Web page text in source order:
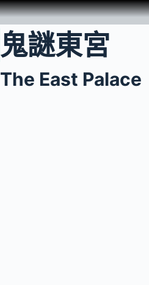
鬼謎東宮
The East Palace